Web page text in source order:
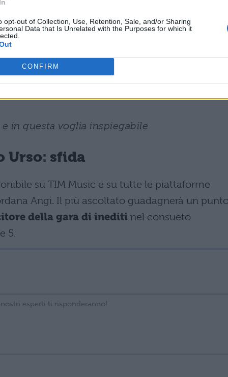
opt-out of Collection, Use, Retention, Sale, and/or Sharing
Data that Is Unrelated with the Purposes for which it
CONFIRM
di volte
a questa voglia inspiegabile
in questa voglia inspiegabile
Urso: sfida
su TIM Music e su tutte le piattaforme
Angi. Il più ascoltato guadagnerà un
della gara di inediti nel consueto
5.